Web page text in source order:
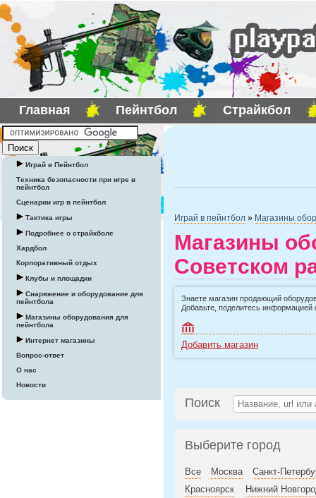
Главная Пейнтбол Страйкбол
Играй в Пейнтбол
Техника безопасности при игре в
пейнтбол
Сценарии игр в пейнтбол
Тактика игры
Подробнее о страйкболе
Хардбол
Корпоративный отдых
Клубы и площадки
Снаряжение и оборудование для
пейнтбола
Магазины оборудования для
пейнтбола
Интернет магазины
Вопрос-ответ
О нас
Новости
Играй в пейнтбол » Магазины
Магазины
Советском
Знаете магазин продающий
Добавьте, поделитесь
Добавить магазин
Поиск
Выберите город
Все Москва
Санкт-
Красноярск
Нижний